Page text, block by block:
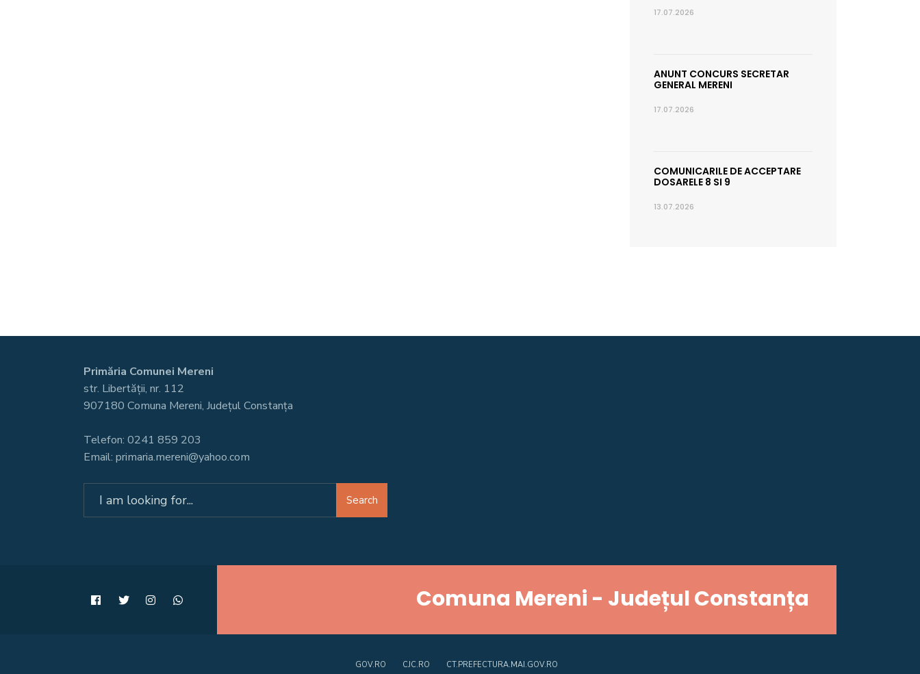
17.07.2026
ANUNT CONCURS SECRETAR
GENERAL MERENI
17.07.2026
COMUNICARILE DE ACCEPTARE
DOSARELE 8 SI 9
13.07.2026
Primăria Comunei Mereni
str. Libertății, nr. 112
907180 Comuna Mereni, Județul Constanța
Telefon: 0241 859 203
Email: primaria.mereni@yahoo.com
Search
Comuna Mereni - Județul Constanța
GOV.RO CJC.RO CT.PREFECTURA.MAI.GOV.RO